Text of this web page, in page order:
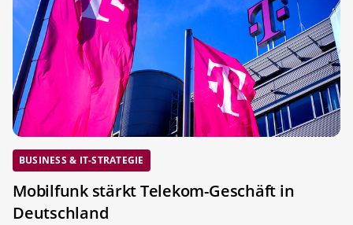
BUSINESS & IT-STRATEGIE
Mobilfunk stärkt Telekom-Geschäft in
Deutschland